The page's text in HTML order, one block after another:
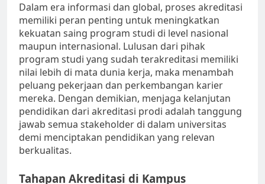
Dalam era informasi dan global, proses akreditasi
memiliki peran penting untuk meningkatkan
kekuatan saing program studi di level nasional
maupun internasional. Lulusan dari pihak
program studi yang sudah terakreditasi memiliki
nilai lebih di mata dunia kerja, maka menambah
peluang pekerjaan dan perkembangan karier
mereka. Dengan demikian, menjaga kelanjutan
pendidikan dari akreditasi prodi adalah tanggung
jawab semua stakeholder di dalam universitas
demi menciptakan pendidikan yang relevan
berkualitas.
Tahapan Akreditasi di Kampus